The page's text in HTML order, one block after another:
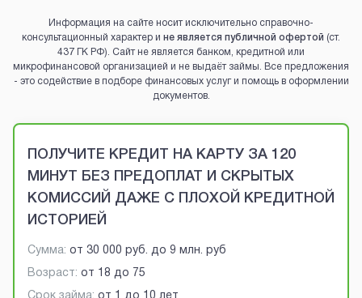
Информация на сайте носит исключительно справочно-
консультационный характер и не является публичной офертой (ст.
437 ГК РФ). Сайт не является банком, кредитной или
микрофинансовой организацией и не выдаёт займы. Все предложения
- это содействие в подборе финансовых услуг и помощь в оформлении
документов.
Brobaza - VIP-объявления
ПОЛУЧИТЕ КРЕДИТ НА КАРТУ ЗА 120
МИНУТ БЕЗ ПРЕДОПЛАТ И СКРЫТЫХ
КОМИССИЙ ДАЖЕ С ПЛОХОЙ КРЕДИТНОЙ
ИСТОРИЕЙ
Сумма: от 30 000 руб. до 9 млн. руб
Возраст: от 18 до 75